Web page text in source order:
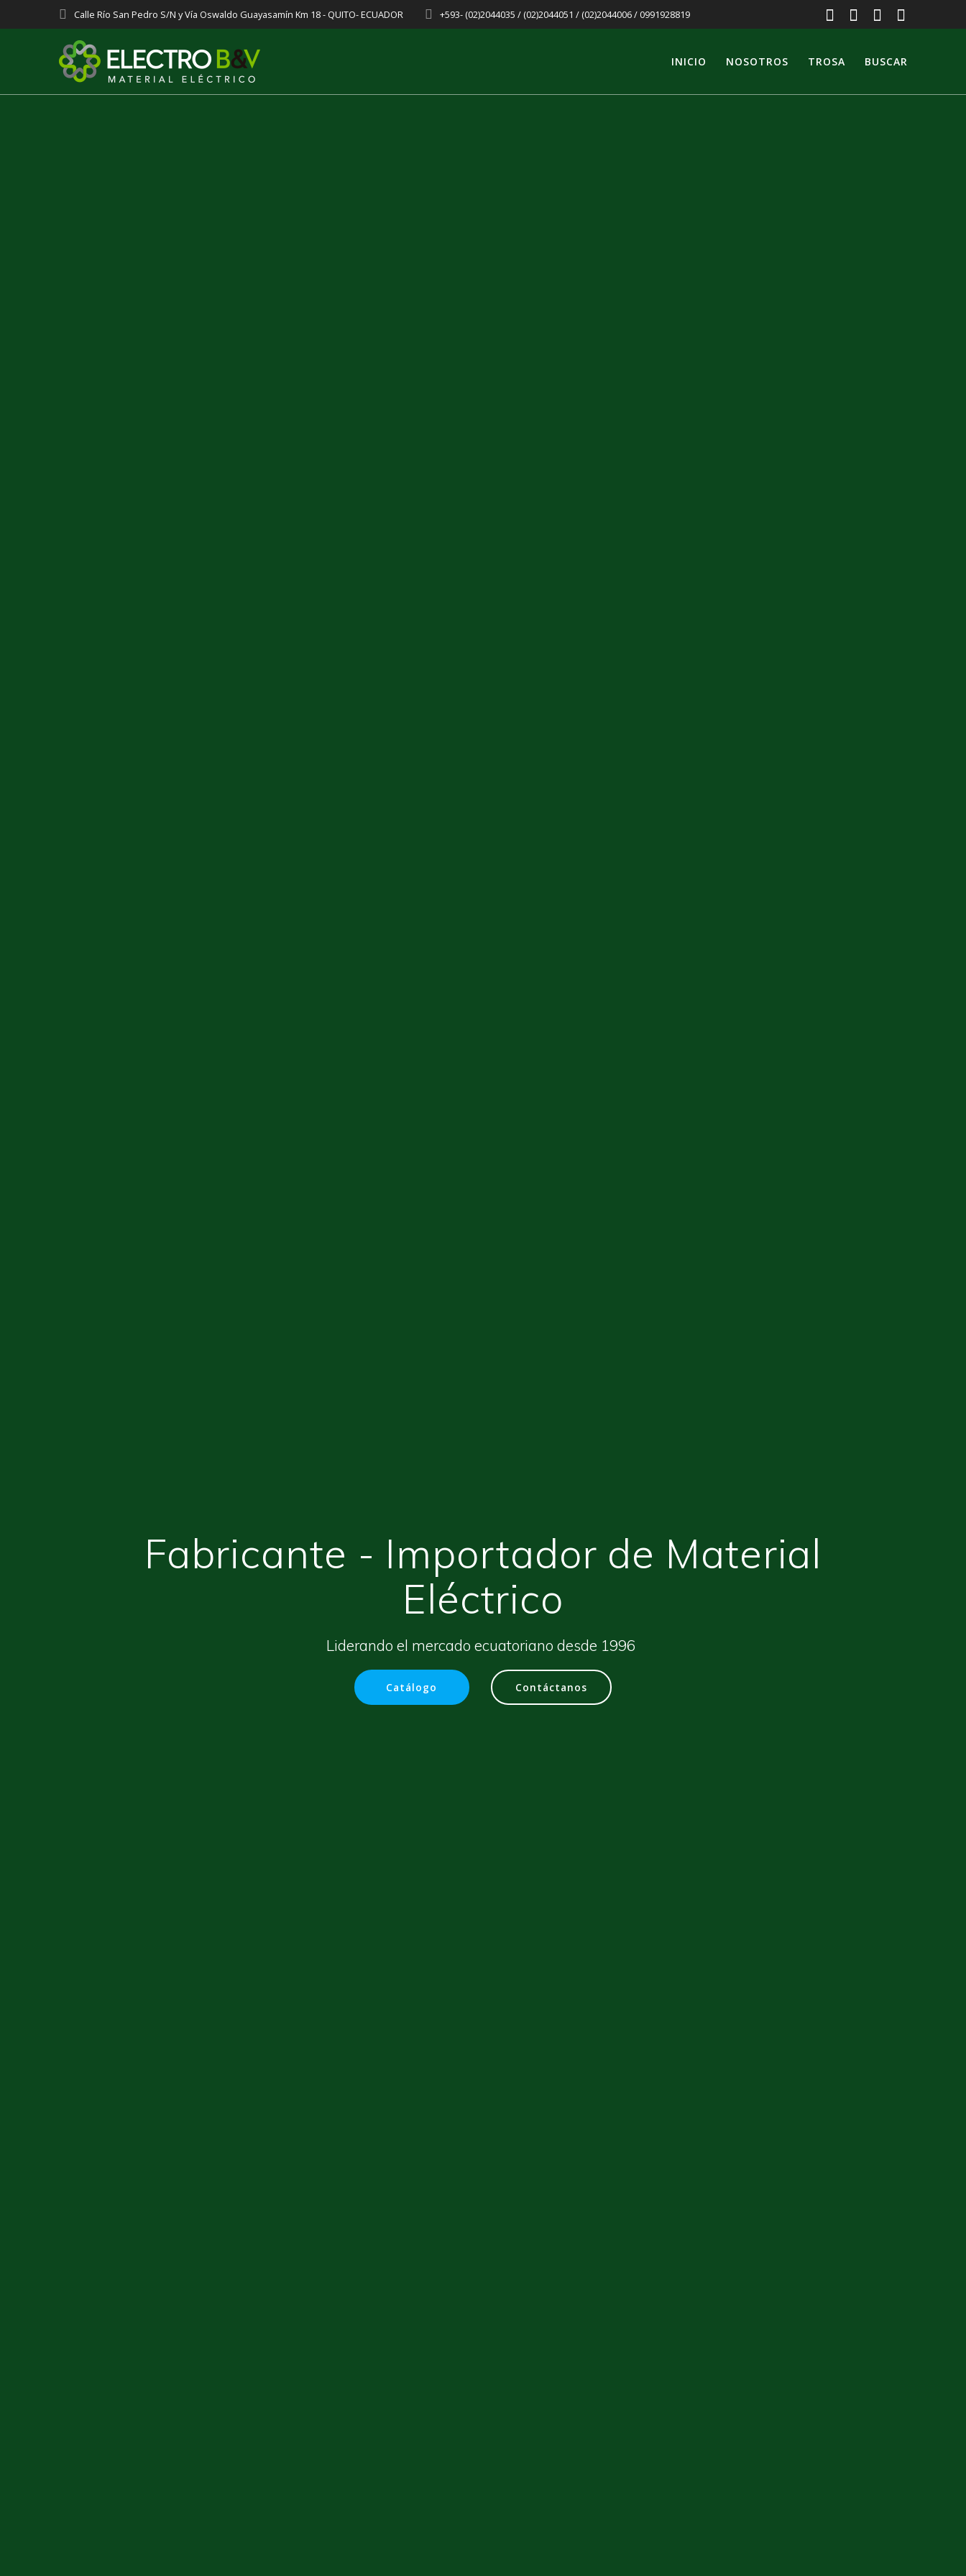
al
Calle Río San Pedro S/N y Vía Oswaldo Guayasamín Km 18 - QUITO- ECUADOR +593- (02)2044035 / (02)2044051 / (02)2044006 / 0991928819
INICIO NOSOTROS TROSA BUSCAR
Fabricante - Importador de Material
Eléctrico
Liderando el mercado ecuatoriano desde 1996
Catálogo Contáctanos